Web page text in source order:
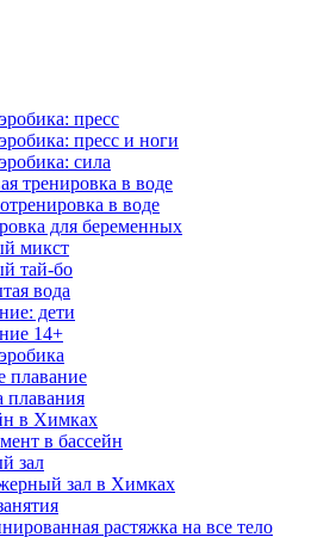
пресс
пресс и ноги
сила
тренировка в воде
в воде
для беременных
микст
тай-бо
вода
дети
14+
плавание
в Химках
в бассейн
зал
зал в Химках
растяжка на все тело